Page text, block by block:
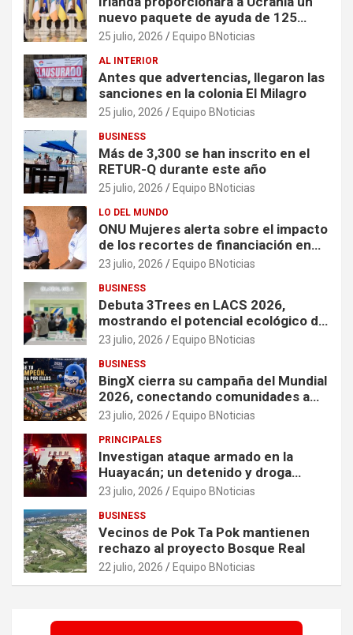
nuevo paquete de ayuda de 125
millones de euros
25 julio, 2026 Equipo BNoticias
AL INTERIOR
Antes que advertencias, llegaron las
sanciones en la colonia El Milagro
25 julio, 2026 Equipo BNoticias
BUSINESS
Más de 3,300 se han inscrito en el
RETUR-Q durante este año
25 julio, 2026 Equipo BNoticias
LO DEL MUNDO
ONU Mujeres alerta sobre el impacto
de los recortes de financiación en
organizaciones que apoyan a
crisis
23 julio, 2026 Equipo BNoticias
BUSINESS
Debuta 3Trees en LACS 2026,
mostrando el potencial ecológico de
China en América
23 julio, 2026 Equipo BNoticias
BUSINESS
BingX cierra su campaña del Mundial
2026, conectando comunidades a
través de experiencias exclusivas
23 julio, 2026 Equipo BNoticias
PRINCIPALES
Investigan ataque armado en la
Huayacán; un detenido y droga
asegurada tras persecución
23 julio, 2026 Equipo BNoticias
BUSINESS
Vecinos de Pok Ta Pok mantienen
rechazo al proyecto Bosque Real
22 julio, 2026 Equipo BNoticias